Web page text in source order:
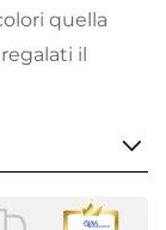
quella
il